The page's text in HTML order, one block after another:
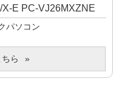
E PC-VJ26MXZNE
パソコン
ら